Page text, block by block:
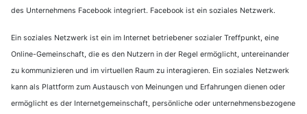
des Unternehmens Facebook integriert. Facebook ist ein soziales Netzwerk.
Ein soziales Netzwerk ist ein im Internet betriebener sozialer Treffpunkt, eine
Online-Gemeinschaft, die es den Nutzern in der Regel ermöglicht, untereinander
zu kommunizieren und im virtuellen Raum zu interagieren. Ein soziales Netzwerk
kann als Plattform zum Austausch von Meinungen und Erfahrungen dienen oder
ermöglicht es der Internetgemeinschaft, persönliche oder unternehmensbezogene